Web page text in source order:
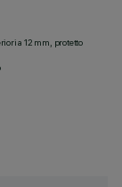
a 12 mm, protetto